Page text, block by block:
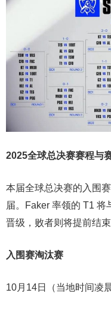
2025全球总决赛赛程与
本届全球总决赛的入围
届。Faker 率领的 T1 将
晋级，败者则将提前结
入围赛淘汰赛
10月14日（当地时间凌